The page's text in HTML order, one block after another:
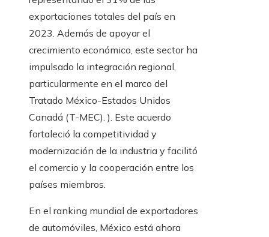
exportaciones totales del país en
2023. Además de apoyar el
crecimiento económico, este sector ha
impulsado la integración regional,
particularmente en el marco del
Tratado México-Estados Unidos
Canadá (T-MEC). ). Este acuerdo
fortaleció la competitividad y
modernización de la industria y facilitó
el comercio y la cooperación entre los
países miembros.
En el ranking mundial de exportadores
de automóviles, México está ahora